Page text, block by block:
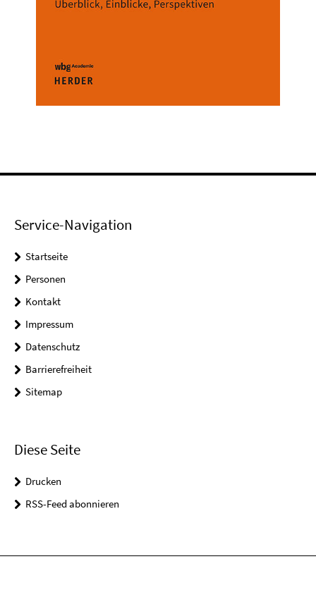
Service-Navigation
Startseite
Personen
Kontakt
Impressum
Datenschutz
Barrierefreiheit
Sitemap
Diese Seite
Drucken
RSS-Feed abonnieren